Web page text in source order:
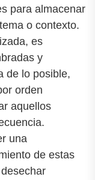
para almacenar
o contexto.
es
y
de lo posible,
orden
aquellos
una
de estas